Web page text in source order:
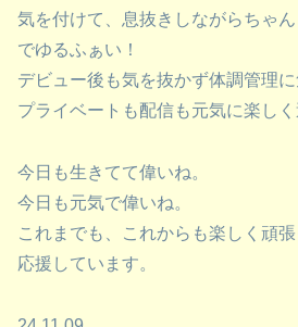
気を付けて、息抜きしながらちゃ
でゆるふぁい！
デビュー後も気を抜かず体調管理に
プライベートも配信も元気に楽しく
今日も生きてて偉いね。
今日も元気で偉いね。
これまでも、これからも楽しく頑張
応援しています。